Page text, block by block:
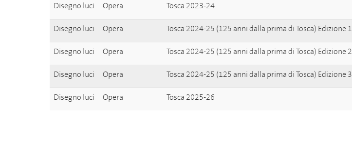
Disegno luci Opera Tosca 2023-24
Disegno luci Opera Tosca 2024-25 (125 anni dalla prima di Tosca) Edizione 1
Disegno luci Opera Tosca 2024-25 (125 anni dalla prima di Tosca) Edizione 2
Disegno luci Opera Tosca 2024-25 (125 anni dalla prima di Tosca) Edizione 3
Disegno luci Opera Tosca 2025-26